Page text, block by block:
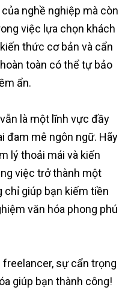
nghề nghiệp mà còn
việc lựa chọn khách
thức cơ bản và cẩn
toàn có thể tự bảo
ẩn.
là một lĩnh vực đầy
đam mê ngôn ngữ. Hãy
lý thoải mái và kiến
việc trở thành một
giúp bạn kiếm tiền
văn hóa phong phú
freelancer, sự cẩn trọng
giúp bạn thành công!